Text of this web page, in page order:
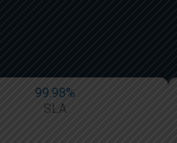
99.98%
SLA